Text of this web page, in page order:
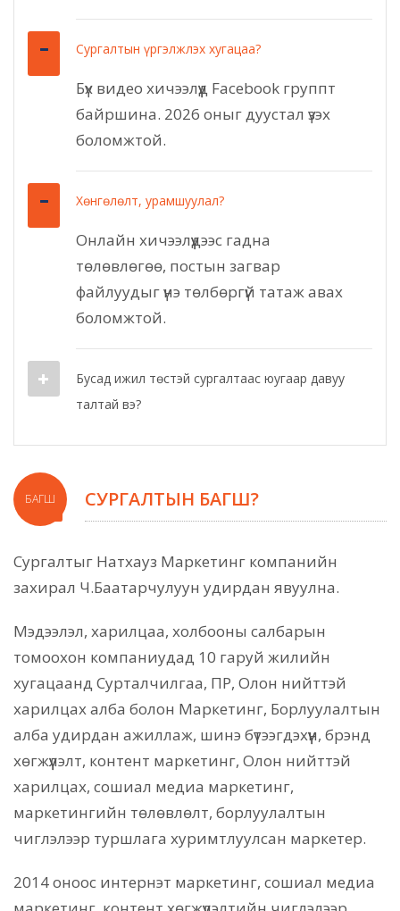
Сургалтын үргэлжлэх хугацаа?
Бүх видео хичээлүүд Facebook группт
байршина. 2026 оныг дуустал үзэх
боломжтой.
Хөнгөлөлт, урамшуулал?
Онлайн хичээлүүдээс гадна
төлөвлөгөө, постын загвар
файлуудыг үнэ төлбөргүй татаж авах
боломжтой.
Бусад ижил төстэй сургалтаас юугаар давуу
талтай вэ?
БАГШ СУРГАЛТЫН БАГШ?
Сургалтыг Натхауз Маркетинг компанийн
захирал Ч.Баатарчулуун удирдан явуулна.
Мэдээлэл, харилцаа, холбооны салбарын
томоохон компаниудад 10 гаруй жилийн
хугацаанд Сурталчилгаа, ПР, Олон нийттэй
харилцах алба болон Маркетинг, Борлуулалтын
алба удирдан ажиллаж, шинэ бүтээгдэхүүн, брэнд
хөгжүүлэлт, контент маркетинг, Олон нийттэй
харилцах, сошиал медиа маркетинг,
маркетингийн төлөвлөлт, борлуулалтын
чиглэлээр туршлага хуримтлуулсан маркетер.
2014 оноос интернэт маркетинг, сошиал медиа